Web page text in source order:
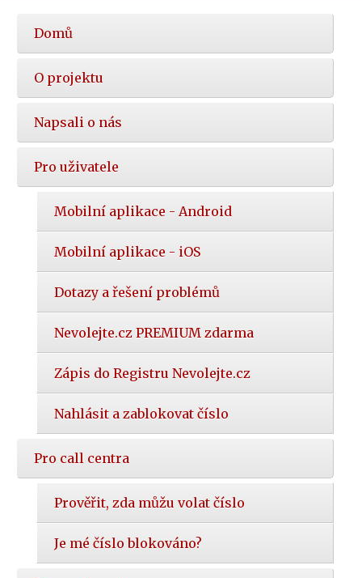
Hlavní
nabídka
Domů
O projektu
Napsali o nás
Pro uživatele
Mobilní aplikace - Android
Mobilní aplikace - iOS
Dotazy a řešení problémů
Nevolejte.cz PREMIUM zdarma
Zápis do Registru Nevolejte.cz
Nahlásit a zablokovat číslo
Pro call centra
Prověřit, zda můžu volat číslo
Je mé číslo blokováno?